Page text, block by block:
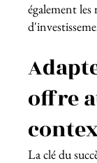
également les
offre
La clé du